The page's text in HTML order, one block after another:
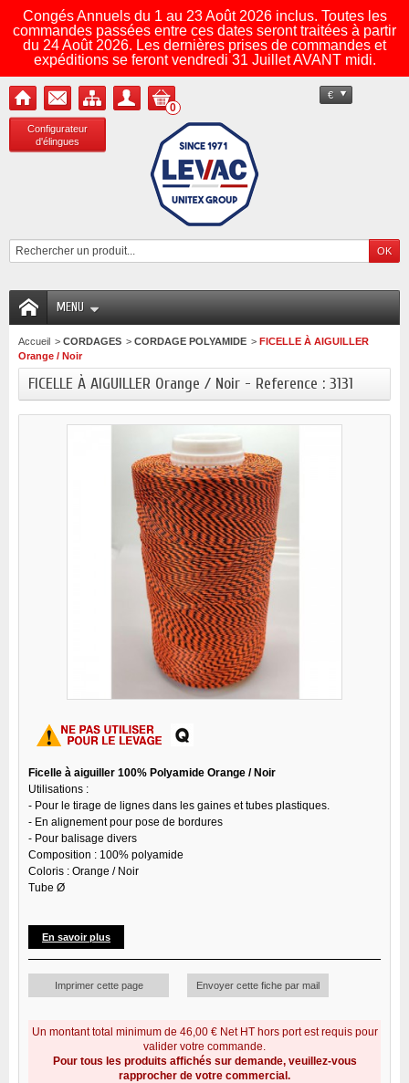
Congés Annuels du 1 au 23 Août 2026 inclus. Toutes les
commandes passées entre ces dates seront traitées à partir
du 24 Août 2026. Les dernières prises de commandes et
expéditions se feront vendredi 31 Juillet AVANT midi.
Configurateur
d'élingues
€
0
MENU
Accueil > CORDAGES > CORDAGE POLYAMIDE > FICELLE À AIGUILLER
Orange / Noir
FICELLE À AIGUILLER Orange / Noir - Reference : 3131
Ficelle à aiguiller 100% Polyamide Orange / Noir
Utilisations :
- Pour le tirage de lignes dans les gaines et tubes plastiques.
- En alignement pour pose de bordures
- Pour balisage divers
Composition : 100% polyamide
Coloris : Orange / Noir
Tube Ø
En savoir plus
Imprimer cette page Envoyer cette fiche par mail
Un montant total minimum de 46,00 € Net HT hors port est requis pour
valider votre commande.
Pour tous les produits affichés sur demande, veuillez-vous
rapprocher de votre commercial.